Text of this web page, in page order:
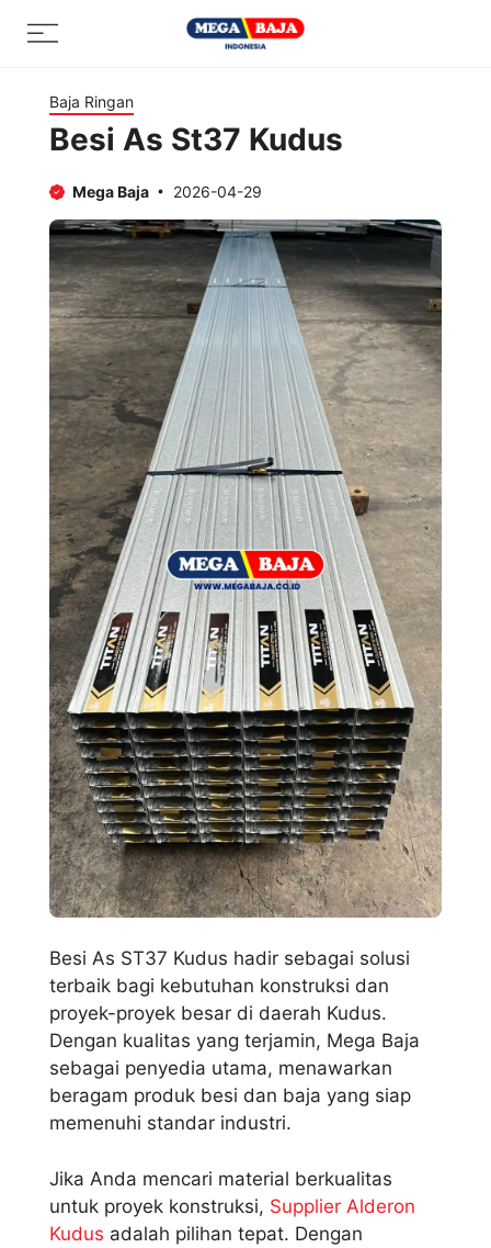
Menu
Baja Ringan
Besi As St37 Kudus
Mega Baja 2026-04-29
Besi As ST37 Kudus hadir sebagai solusi
terbaik bagi kebutuhan konstruksi dan
proyek-proyek besar di daerah Kudus.
Dengan kualitas yang terjamin, Mega Baja
sebagai penyedia utama, menawarkan
beragam produk besi dan baja yang siap
memenuhi standar industri.
Jika Anda mencari material berkualitas
untuk proyek konstruksi, Supplier Alderon
Kudus adalah pilihan tepat. Dengan